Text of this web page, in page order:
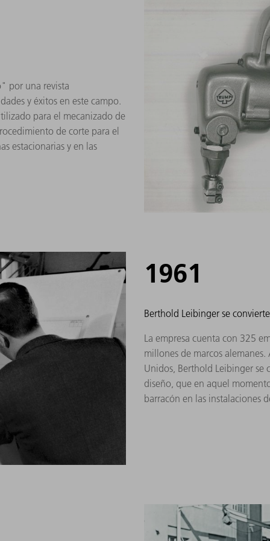
por una revista
y éxitos en este campo.
para el mecanizado de
de corte para el
estacionarias y en las
1961
Berthold Leibinger se
La empresa cuenta con 325
millones de marcos
Unidos, Berthold Leibinger
diseño, que en aquel
barracón en las instalaciones